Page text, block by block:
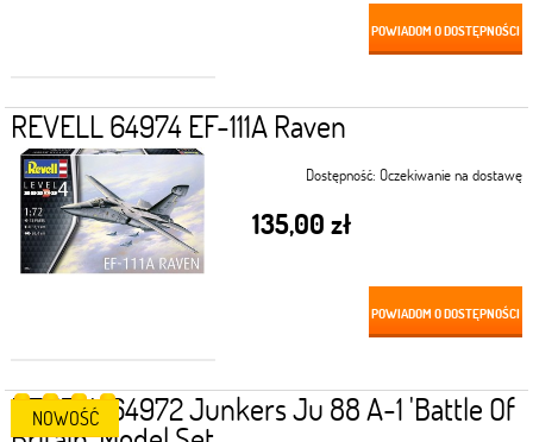
POWIADOM O DOSTĘPNOŚCI
REVELL 64974 EF-111A Raven
Dostępność: Oczekiwanie na dostawę
135,00 zł
POWIADOM O DOSTĘPNOŚCI
REVELL 64972 Junkers Ju 88 A-1 'Battle Of
NOWOŚĆ